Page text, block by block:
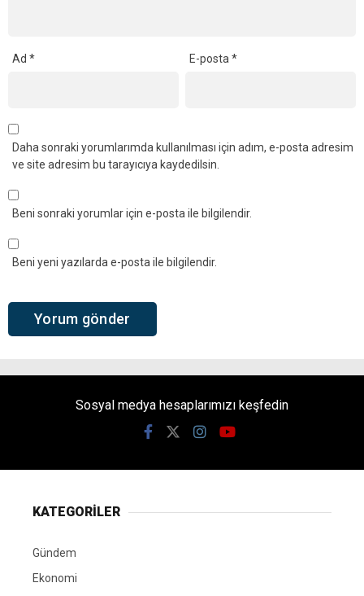
Ad * E-posta*
Daha sonraki yorumlarımda kullanılması için adım, e-posta adresim
ve site adresim bu tarayıcıya kaydedilsin.
Beni sonraki yorumlar için e-posta ile bilgilendir.
Beni yeni yazılarda e-posta ile bilgilendir.
Sosyal medya hesaplarımızı keşfedin
KATEGORİLER
Gündem
Ekonomi